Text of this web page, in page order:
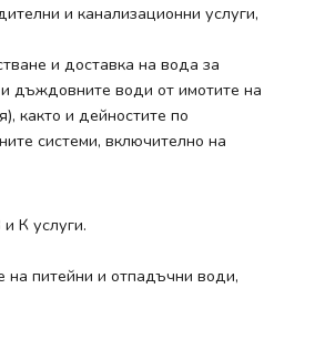
и канализационни услуги,
и доставка на вода за
дъждовните води от имотите на
както и дейностите по
системи, включително на
К услуги.
на питейни и отпадъчни води,